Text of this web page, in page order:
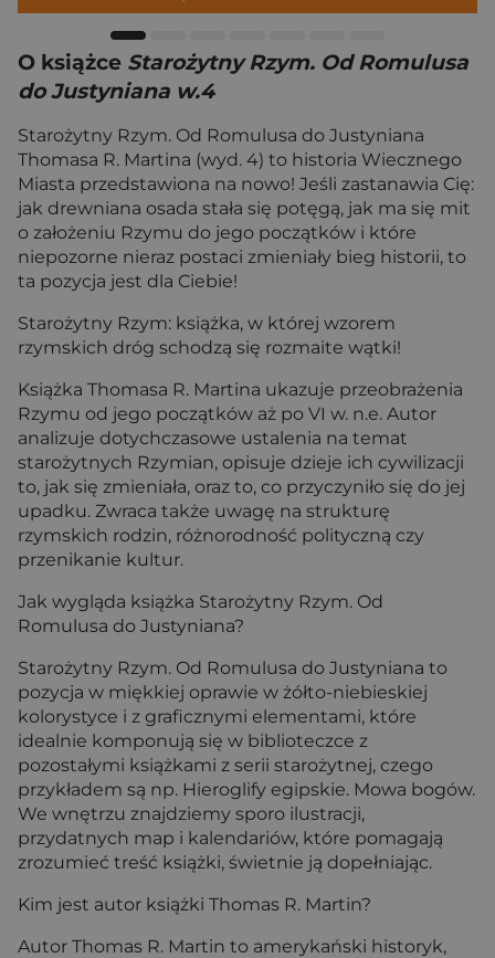
O książce Starożytny Rzym. Od Romulusa
do Justyniana w.4
Starożytny Rzym. Od Romulusa do Justyniana
Thomasa R. Martina (wyd. 4) to historia Wiecznego
Miasta przedstawiona na nowo! Jeśli zastanawia Cię:
jak drewniana osada stała się potęgą, jak ma się mit
o założeniu Rzymu do jego początków i które
niepozorne nieraz postaci zmieniały bieg historii, to
ta pozycja jest dla Ciebie!
Starożytny Rzym: książka, w której wzorem
rzymskich dróg schodzą się rozmaite wątki!
Książka Thomasa R. Martina ukazuje przeobrażenia
Rzymu od jego początków aż po VI w. n.e. Autor
analizuje dotychczasowe ustalenia na temat
starożytnych Rzymian, opisuje dzieje ich cywilizacji
to, jak się zmieniała, oraz to, co przyczyniło się do jej
upadku. Zwraca także uwagę na strukturę
rzymskich rodzin, różnorodność polityczną czy
przenikanie kultur.
Jak wygląda książka Starożytny Rzym. Od
Romulusa do Justyniana?
Starożytny Rzym. Od Romulusa do Justyniana to
pozycja w miękkiej oprawie w żółto-niebieskiej
kolorystyce i z graficznymi elementami, które
idealnie komponują się w biblioteczce z
pozostałymi książkami z serii starożytnej, czego
przykładem są np. Hieroglify egipskie. Mowa bogów.
We wnętrzu znajdziemy sporo ilustracji,
przydatnych map i kalendariów, które pomagają
zrozumieć treść książki, świetnie ją dopełniając.
Kim jest autor książki Thomas R. Martin?
Autor Thomas R. Martin to amerykański historyk,